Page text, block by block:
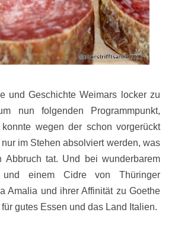
und Geschichte Weimars locker zu
nun folgenden Programmpunkt,
wegen der schon vorgerückt
im Stehen absolviert werden, was
Abbruch tat. Und bei wunderbarem
einem Cidre von Thüringer
Amalia und ihrer Affinität zu Goethe
gutes Essen und das Land Italien.